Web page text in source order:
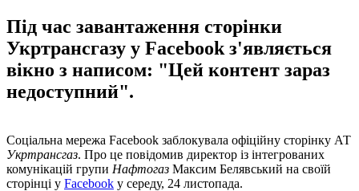
Під час завантаження сторінки
Укртрансгазу у Facebook з'являється
вікно з написом: "Цей контент зараз
недоступний".
Соціальна мережа Facebook заблокувала офіційну сторінку АТ
Укртрансгаз. Про це повідомив директор із інтегрованих
комунікацій групи Нафтогаз Максим Белявський на своїй
сторінці у Facebook у середу, 24 листопада.